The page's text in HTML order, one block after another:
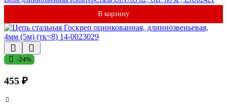
В корзину
-24%
455 ₽